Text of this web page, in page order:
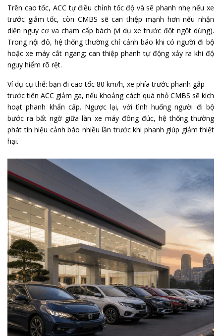
Trên cao tốc, ACC tự điều chỉnh tốc độ và sẽ phanh nhẹ nếu xe
trước giảm tốc, còn CMBS sẽ can thiệp mạnh hơn nếu nhận
diện nguy cơ va chạm cấp bách (ví dụ xe trước đột ngột dừng).
Trong nội đô, hệ thống thường chỉ cảnh báo khi có người đi bộ
hoặc xe máy cắt ngang; can thiệp phanh tự động xảy ra khi độ
nguy hiểm rõ rệt.
Ví dụ cụ thể: bạn đi cao tốc 80 km/h, xe phía trước phanh gấp —
trước tiên ACC giảm ga, nếu khoảng cách quá nhỏ CMBS sẽ kích
hoạt phanh khẩn cấp. Ngược lại, với tình huống người đi bộ
bước ra bất ngờ giữa làn xe máy đông đúc, hệ thống thường
phát tín hiệu cảnh báo nhiều lần trước khi phanh giúp giảm thiệt
hại.